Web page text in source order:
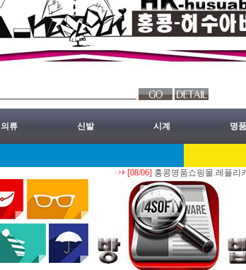
의류 신발 시계 명품
[08/06]홍콩명품쇼핑몰.레플리카